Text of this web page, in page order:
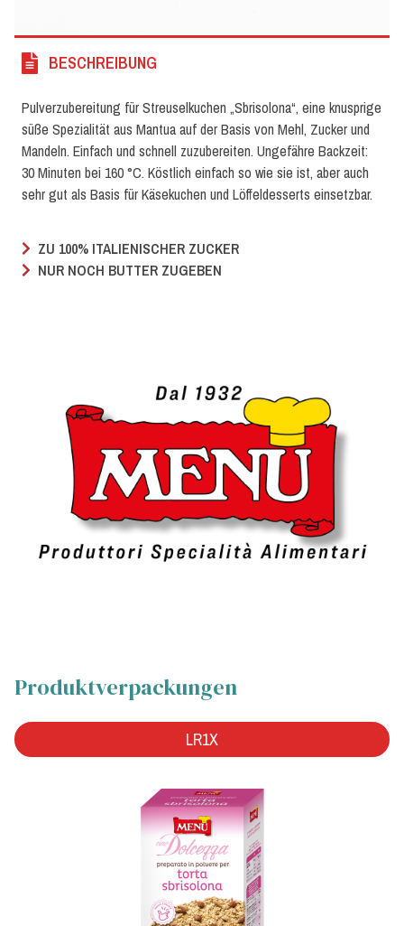
BESCHREIBUNG
Pulverzubereitung für Streuselkuchen „Sbrisolona“, eine knusprige
süße Spezialität aus Mantua auf der Basis von Mehl, Zucker und
Mandeln. Einfach und schnell zuzubereiten. Ungefähre Backzeit:
30 Minuten bei 160 °C. Köstlich einfach so wie sie ist, aber auch
sehr gut als Basis für Käsekuchen und Löffeldesserts einsetzbar.
ZU 100% ITALIENISCHER ZUCKER
NUR NOCH BUTTER ZUGEBEN
Produktverpackungen
LR1X